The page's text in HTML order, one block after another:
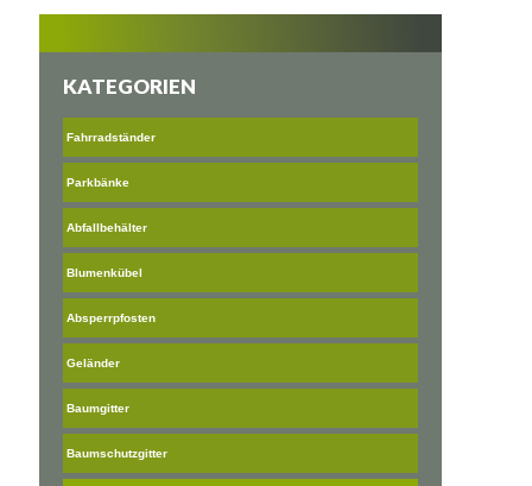
KATEGORIEN
Fahrradständer
Parkbänke
Abfallbehälter
Blumenkübel
Absperrpfosten
Geländer
Baumgitter
Baumschutzgitter